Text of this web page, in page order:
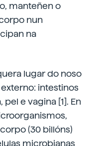
manteñen o
nun
na
lugar do noso
intestinos
e vagina [1]. En
(30 billóns)
microbianas